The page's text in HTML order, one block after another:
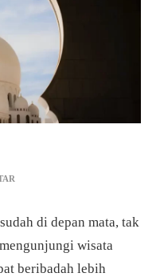
WISATA
DUNIA,
KUNJUNGI
di depan mata, tak
wisata
beribadah lebih